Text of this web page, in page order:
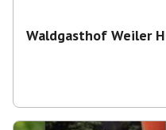
Waldgasthof Weiler